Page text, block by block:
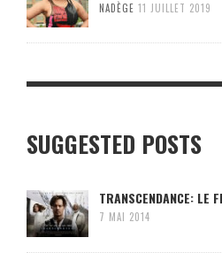
NADÈGE 11 JUILLET 2019
SUGGESTED POSTS
TRANSCENDANCE: LE
7 MAI 2014